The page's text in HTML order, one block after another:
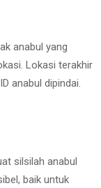
anabul yang
Lokasi terakhir
anabul dipindai.
silsilah anabul
baik untuk